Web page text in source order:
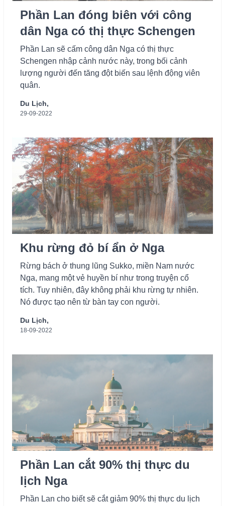
Phần Lan đóng biên với công
dân Nga có thị thực Schengen
Phần Lan sẽ cấm công dân Nga có thị thực
Schengen nhập cảnh nước này, trong bối cảnh
lượng người đến tăng đột biến sau lệnh động viên
quân.
Du Lịch,
29-09-2022
Khu rừng đỏ bí ẩn ở Nga
Rừng bách ở thung lũng Sukko, miền Nam nước
Nga, mang một vẻ huyền bí như trong truyện cổ
tích. Tuy nhiên, đây không phải khu rừng tự nhiên.
Nó được tạo nên từ bàn tay con người.
Du Lịch,
18-09-2022
Phần Lan cắt 90% thị thực du
lịch Nga
Phần Lan cho biết sẽ cắt giảm 90% thị thực du lịch